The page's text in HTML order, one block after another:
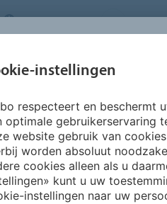
NETHERLANDS
SEGMENTEN
INSPIRATIE &
REFERENTIES
huis en nog duurzaam ook
instellingen
respecteert en beschermt
optimale gebruikerservaring
website gebruik van
worden absoluut
cookies alleen als u
kunt u uw
instellingen naar uw